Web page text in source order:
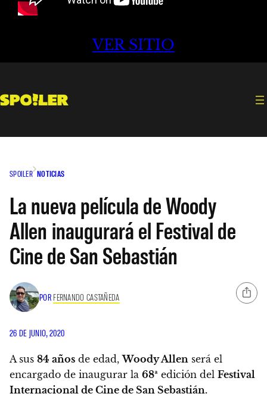
VER SITIO
SPOILER NOTICIAS
La nueva película de Woody
Allen inaugurará el Festival de
Cine de San Sebastián
POR FERNANDO CASTAÑEDA
26 DE JUNIO, 2020
A sus 84 años de edad,Woody Allen será el
encargado de inaugurar la 68ª edición del Festival
Internacional de Cine de San Sebastián.